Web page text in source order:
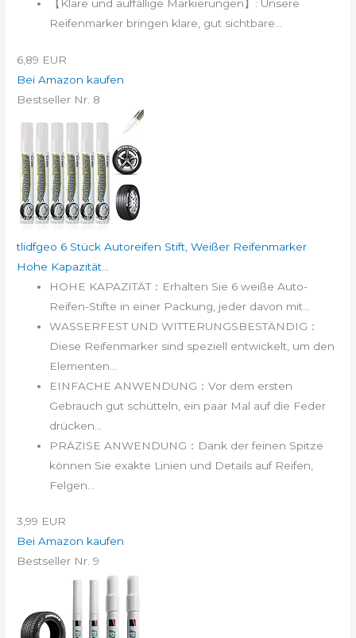
【Klare und auffällige Markierungen】: Unsere
Reifenmarker bringen klare, gut sichtbare...
6,89 EUR
Bei Amazon kaufen
Bestseller Nr. 8
tlidfgeo 6 Stück Autoreifen Stift, Weißer Reifenmarker
Hohe Kapazität...
HOHE KAPAZITÄT：Erhalten Sie 6 weiße Auto-
Reifen-Stifte in einer Packung, jeder davon mit...
WASSERFEST UND WITTERUNGSBESTÄNDIG：
Diese Reifenmarker sind speziell entwickelt, um den
Elementen...
EINFACHE ANWENDUNG：Vor dem ersten
Gebrauch gut schütteln, ein paar Mal auf die Feder
drücken...
PRÄZISE ANWENDUNG：Dank der feinen Spitze
können Sie exakte Linien und Details auf Reifen,
Felgen...
3,99 EUR
Bei Amazon kaufen
Bestseller Nr. 9